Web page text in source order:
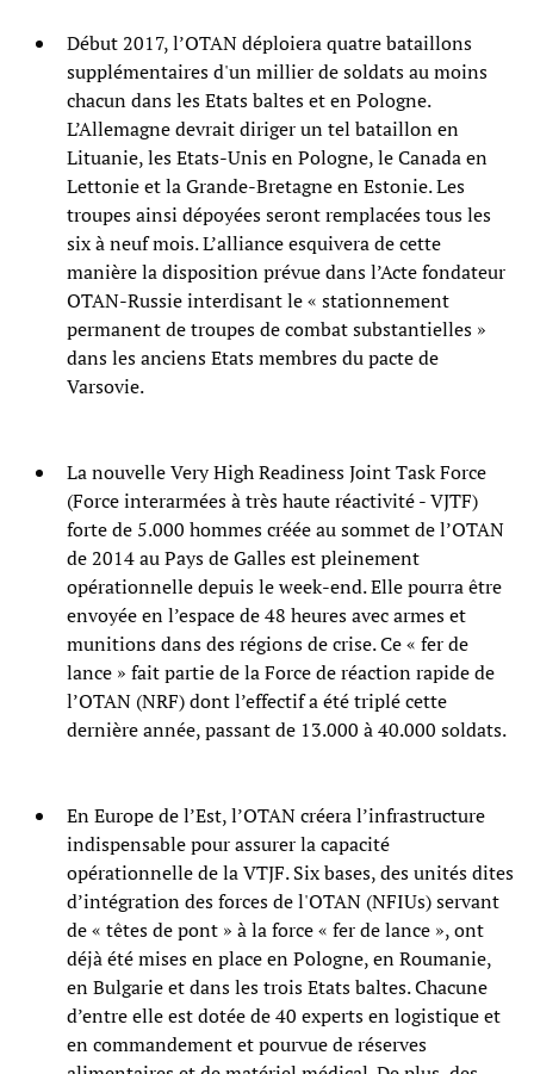
Début 2017, l’OTAN déploiera quatre bataillons
supplémentaires d'un millier de soldats au moins
chacun dans les Etats baltes et en Pologne.
L’Allemagne devrait diriger un tel bataillon en
Lituanie, les Etats-Unis en Pologne, le Canada en
Lettonie et la Grande-Bretagne en Estonie. Les
troupes ainsi dépoyées seront remplacées tous les
six à neuf mois. L’alliance esquivera de cette
manière la disposition prévue dans l’Acte fondateur
OTAN-Russie interdisant le « stationnement
permanent de troupes de combat substantielles »
dans les anciens Etats membres du pacte de
Varsovie.
La nouvelle Very High Readiness Joint Task Force
(Force interarmées à très haute réactivité - VJTF)
forte de 5.000 hommes créée au sommet de l’OTAN
de 2014 au Pays de Galles est pleinement
opérationnelle depuis le week-end. Elle pourra être
envoyée en l’espace de 48 heures avec armes et
munitions dans des régions de crise. Ce « fer de
lance » fait partie de la Force de réaction rapide de
l’OTAN (NRF) dont l’effectif a été triplé cette
dernière année, passant de 13.000 à 40.000 soldats.
En Europe de l’Est, l’OTAN créera l’infrastructure
indispensable pour assurer la capacité
opérationnelle de la VTJF. Six bases, des unités dites
d’intégration des forces de l'OTAN (NFIUs) servant
de « têtes de pont » à la force « fer de lance », ont
déjà été mises en place en Pologne, en Roumanie,
en Bulgarie et dans les trois Etats baltes. Chacune
d’entre elle est dotée de 40 experts en logistique et
en commandement et pourvue de réserves